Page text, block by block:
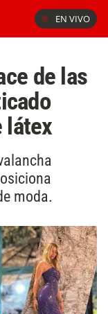
EN VIVO
de las
látex
moda.